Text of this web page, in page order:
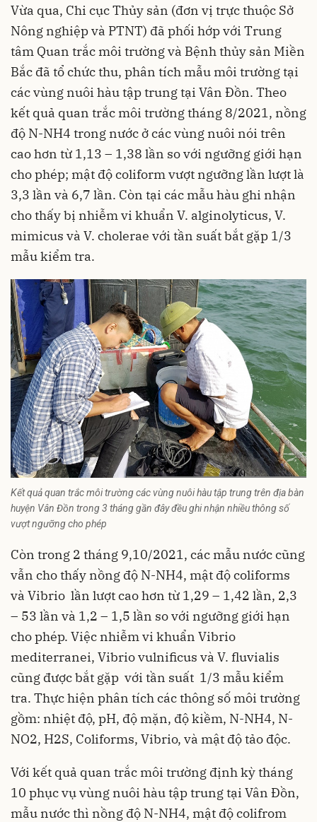
Vừa qua, Chi cục Thủy sản (đơn vị trực thuộc Sở
Nông nghiệp và PTNT) đã phối hớp với Trung
tâm Quan trắc môi trường và Bệnh thủy sản Miền
Bắc đã tổ chức thu, phân tích mẫu môi trường tại
các vùng nuôi hàu tập trung tại Vân Đồn. Theo
kết quả quan trắc môi trường tháng 8/2021, nồng
độ N-NH4 trong nước ở các vùng nuôi nói trên
cao hơn từ 1,13 – 1,38 lần so với ngưỡng giới hạn
cho phép; mật độ coliform vượt ngưỡng lần lượt là
3,3 lần và 6,7 lần. Còn tại các mẫu hàu ghi nhận
cho thấy bị nhiễm vi khuẩn V. alginolyticus­, V.
mimicus và V. cholerae với tần suất bắt gặp 1/3
mẫu kiểm tra.
Kết quả quan trắc môi trường các vùng nuôi hàu tập trung trên địa bàn
huyện Vân Đồn trong 3 tháng gần đây đều ghi nhận nhiều thông số
vượt ngưỡng cho phép
Còn trong 2 tháng 9,10/2021, các mẫu nước cũng
vẫn cho thấy nồng độ N-NH4, mật độ coliforms
và Vibrio lần lượt cao hơn từ 1,29 – 1,42 lần, 2,3
– 53 lần và 1,2 – 1,5 lần so với ngưỡng giới hạn
cho phép. Việc nhiễm vi khuẩn Vibrio
mediterranei, Vibrio vulnificus và V. fluvialis
cũng được bắt gặp với tần suất 1/3 mẫu kiểm
tra. Thực hiện phân tích các thông số môi trường
gồm: nhiệt độ, pH, độ mặn, độ kiềm, N-NH4, N-
NO2, H2S, Coliforms, Vibrio, và mật độ tảo độc.
Với kết quả quan trắc môi trường định kỳ tháng
10 phục vụ vùng nuôi hàu tập trung tại Vân Đồn,
mẫu nước thì nồng độ N-NH4, mật độ colifrom